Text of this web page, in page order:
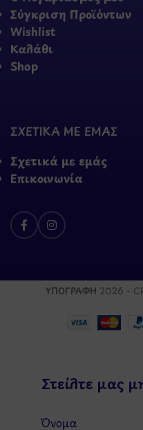
Σύγκριση Προϊόντων
Wishlist
Καλάθι
Shop
ΣΧΕΤΙΚΑ ΜΕ ΕΜΑΣ
Σχετικά με εμάς
Επικοινωνία
ΥΠΟΓΡΑΦΗ 2026 -
Στείλτε μας
Όνομα